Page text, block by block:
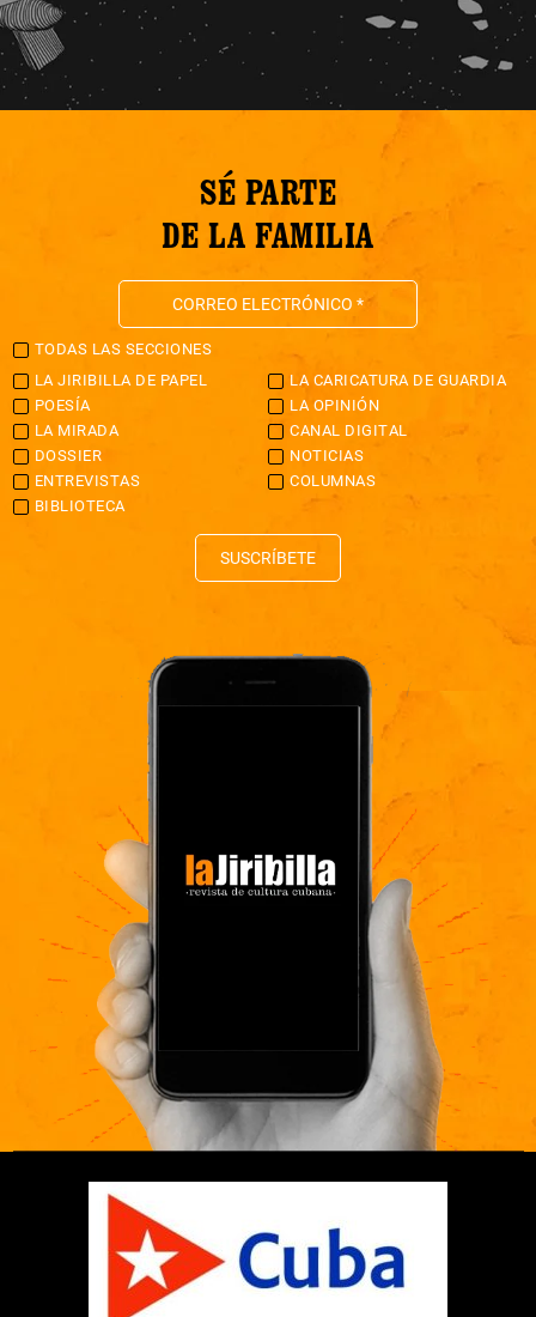
SÉ PARTE
DE LA FAMILIA
TODAS LAS SECCIONES
LA JIRIBILLA DE PAPEL
LA CARICATURA DE GUARDIA
POESÍA
LA OPINIÓN
LA MIRADA
CANAL DIGITAL
DOSSIER
NOTICIAS
ENTREVISTAS
COLUMNAS
BIBLIOTECA
SUSCRÍBETE